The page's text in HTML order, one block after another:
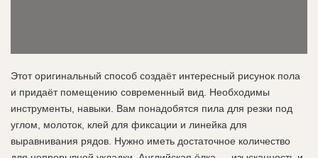
Этот оригинальный способ создаёт интересный рисунок пола
и придаёт помещению современный вид. Необходимы
инструменты, навыки. Вам понадобятся пила для резки под
углом, молоток, клей для фиксации и линейка для
выравнивания рядов. Нужно иметь достаточное количество